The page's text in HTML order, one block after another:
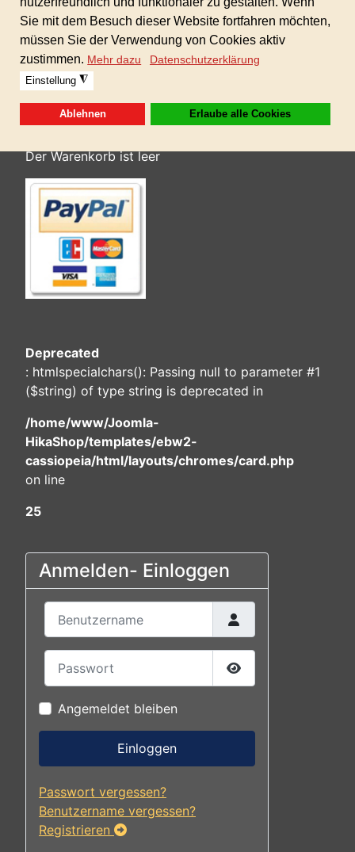
Zeitlich und räumlich unbegrenzt verwendbar.
(keine Folgekosten)
Warenkorb
Der Warenkorb ist leer
Deprecated
: htmlspecialchars(): Passing null to parameter #1
($string) of type string is deprecated in
/home/www/Joomla-
HikaShop/templates/ebw2-
cassiopeia/html/layouts/chromes/card.php
on line
25
Anmelden- Einloggen
Passwort anzeigen
Angemeldet bleiben
Einloggen
Passwort vergessen?
Benutzername vergessen?
Registrieren